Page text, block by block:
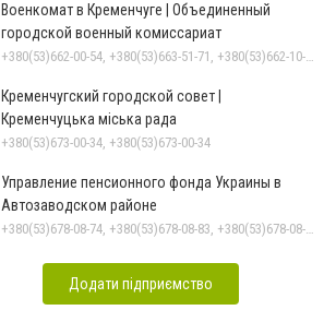
Военкомат в Кременчуге | Объединенный
городской военный комиссариат
+380(53)662-00-54, +380(53)663-51-71, +380(53)662-10-35
Кременчугский городской совет |
Кременчуцька міська рада
+380(53)673-00-34, +380(53)673-00-34
Управление пенсионного фонда Украины в
Автозаводском районе
+380(53)678-08-74, +380(53)678-08-83, +380(53)678-08-41, +380(53)678-08-86, +380(53)678-09-05
Додати підприємство